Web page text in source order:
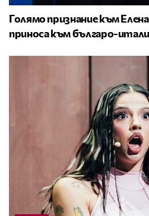
Голямо признание към
приноса към българо-